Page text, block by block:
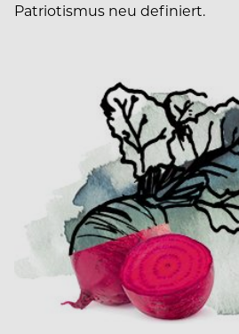
Patriotismus neu definiert.